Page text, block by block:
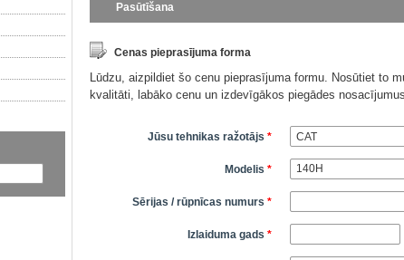
Pasūtīšana
Cenas pieprasījuma forma
Lūdzu, aizpildiet šo cenu pieprasījuma formu. Nosūtiet to
kvalitāti, labāko cenu un izdevīgākos piegādes
Jūsu tehnikas ražotājs *
Modelis *
Sērijas / rūpnīcas numurs *
Izlaiduma gads *